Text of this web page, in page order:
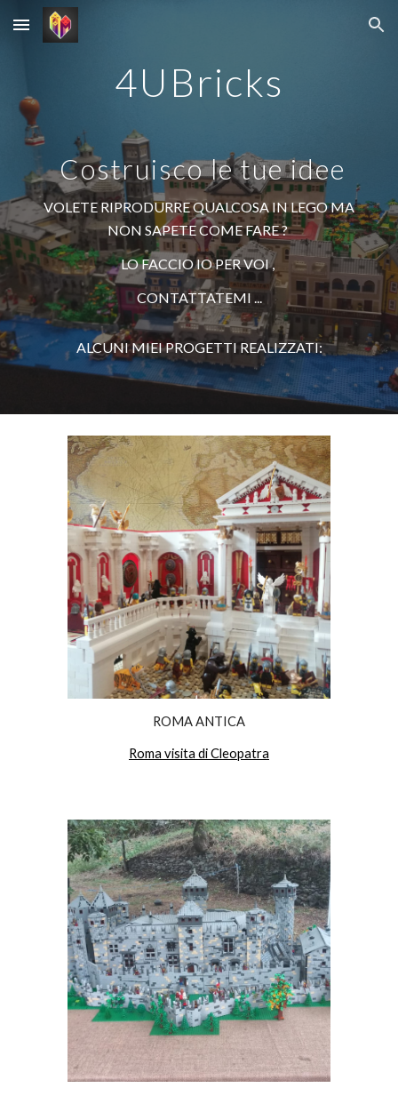
Skip to main content Skip to navigation
4UBricks
Costruisco le tue idee
VOLETE RIPRODURRE QUALCOSA IN LEGO MA
NON SAPETE COME FARE ?
LO FACCIO IO PER VOI ,
CONTATTATEMI ...
ALCUNI MIEI PROGETTI REALIZZATI:
ROMA ANTICA
Roma visita di Cleopatra